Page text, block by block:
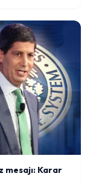
mesajı: Karar